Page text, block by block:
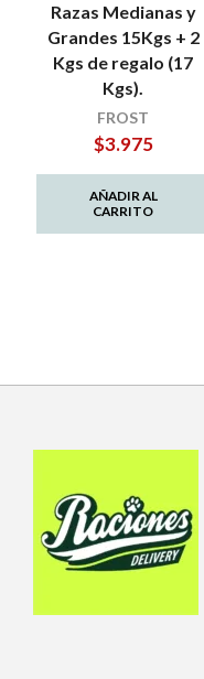
Razas Medianas y
Grandes 15Kgs + 2
Kgs de regalo (17
Kgs).
FROST
$3.975
AÑADIR AL
CARRITO